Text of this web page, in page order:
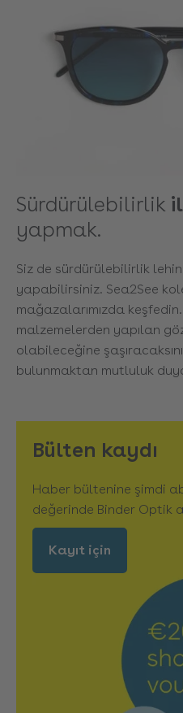
Sürdürülebilirlik
yapmak.
Siz de sürdürülebilirlik
yapabilirsiniz. Sea2See
mağazalarımızda
malzemelerden yapılan
olabileceğine
bulunmaktan mutluluk
Bülten kaydı
Haber bültenine şimdi
değerinde Binder Optik
Kayıt için